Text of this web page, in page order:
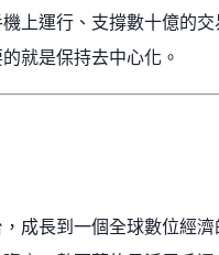
上運行、支撐數十億的交
就是保持去中心化。
成長到一個全球數位經濟